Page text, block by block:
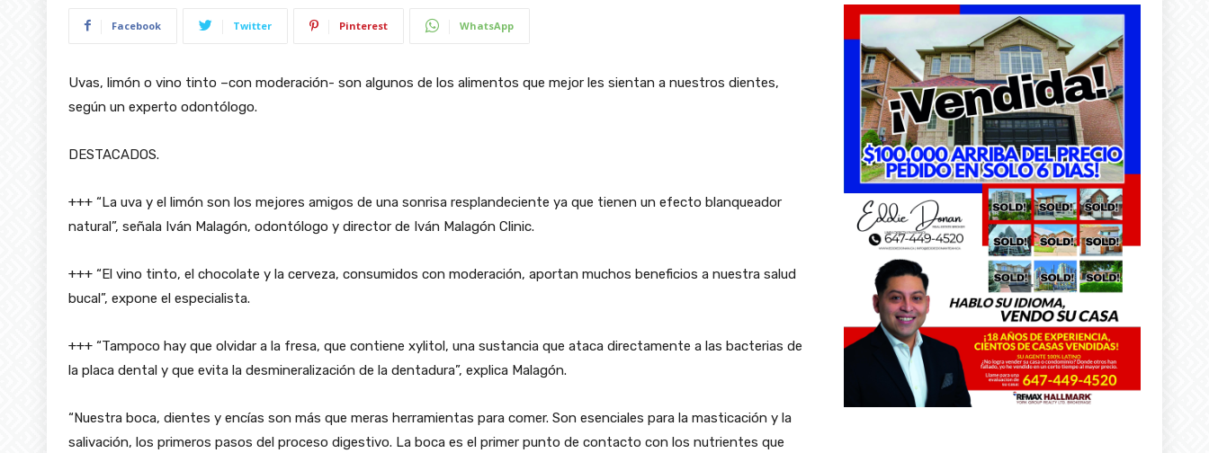
Facebook Twitter Pinterest WhatsApp
Uvas, limón o vino tinto –con moderación- son algunos de los alimentos que mejor les sientan a nuestros dientes,
según un experto odontólogo.
DESTACADOS.
+++ “La uva y el limón son los mejores amigos de una sonrisa resplandeciente ya que tienen un efecto blanqueador
natural”, señala Iván Malagón, odontólogo y director de Iván Malagón Clinic.
+++ “El vino tinto, el chocolate y la cerveza, consumidos con moderación, aportan muchos beneficios a nuestra salud
bucal”, expone el especialista.
+++ “Tampoco hay que olvidar a la fresa, que contiene xylitol, una sustancia que ataca directamente a las bacterias de
la placa dental y que evita la desmineralización de la dentadura”, explica Malagón.
“Nuestra boca, dientes y encías son más que meras herramientas para comer. Son esenciales para la masticación y la
salivación, los primeros pasos del proceso digestivo. La boca es el primer punto de contacto con los nutrientes que